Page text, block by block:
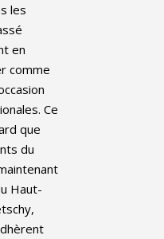
les
en
comme
Ce
que
du
Haut-